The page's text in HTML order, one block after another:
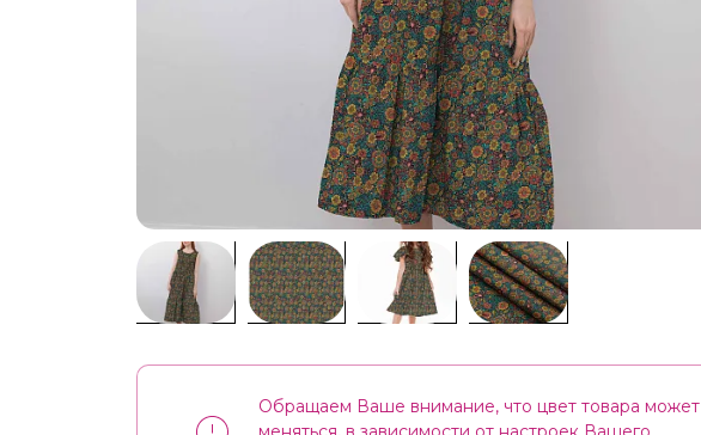
Обращаем Ваше внимание, что цвет товара может